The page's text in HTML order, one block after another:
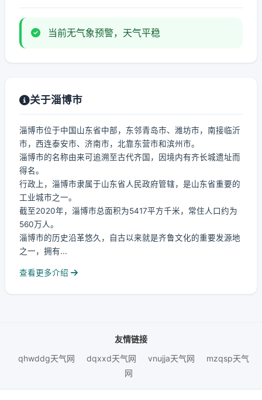
当前无气象预警，天气平稳
关于淄博市
淄博市位于中国山东省中部，东邻青岛市、潍坊市，南接临沂
市，西连泰安市、济南市，北靠东营市和滨州市。
淄博市的名称由来可追溯至古代齐国，因境内有齐长城遗址而
得名。
行政上，淄博市隶属于山东省人民政府管辖，是山东省重要的
工业城市之一。
截至2020年，淄博市总面积为5417平方千米，常住人口约为
560万人。
淄博市的历史沿革悠久，自古以来就是齐鲁文化的重要发源地
之一，拥有...
查看更多介绍
友情链接
qhwddg天气网
dqxxd天气网 vnujja天气网
mzqsp天气
网